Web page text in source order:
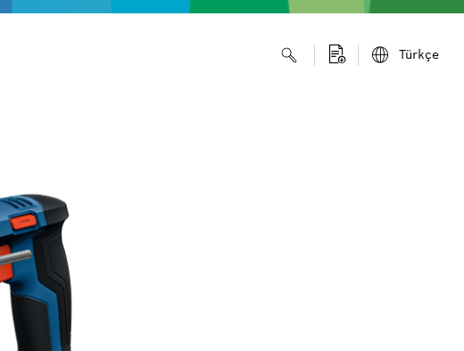
Türkçe